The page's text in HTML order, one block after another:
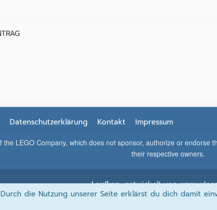
Datenschutzerklärung Kontakt Impressum
LEGO Company, which does not sponsor, authorize or
their respective owners.
Lexikon, entwickelt von
Community-Software: WoltLab
die Nutzung unserer Seite erklärst du dich damit